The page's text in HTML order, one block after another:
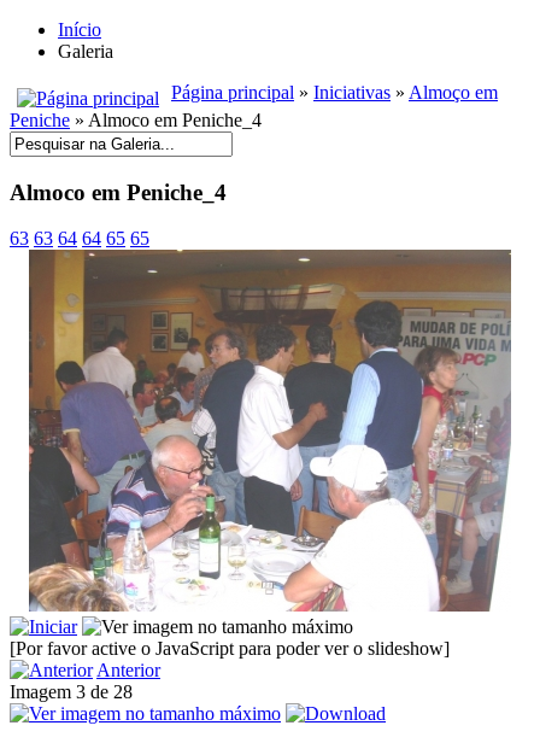
Início
Galeria
Página principal » Iniciativas » Almoço em
Peniche » Almoco em Peniche_4
Almoco em Peniche_4
63 63 64 64 65 65
[Por favor active o JavaScript para poder ver o slideshow]
Anterior
Imagem 3 de 28